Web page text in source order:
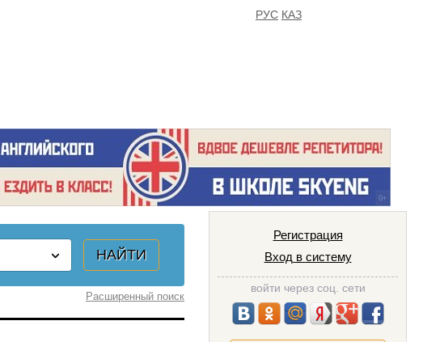
РУС КАЗ
Расширенный поиск
Регистрация
Вход в систему
войти через соц. сети